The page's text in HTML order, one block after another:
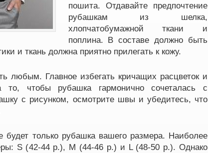
пошита. Отдавайте предпочтение
рубашкам из шелка,
хлопчатобумажной ткани и
поплина. В составе должно быть
и ткань должна приятно прилегать к кожу.
любым. Главное избегать кричащих расцветок и
то, чтобы рубашка гармонично сочеталась с
с рисунком, осмотрите швы и убедитесь, что
будет только рубашка вашего размера. Наиболее
S (42-44 р.), M (44-46 р.) и L (48-50 р.). Однако